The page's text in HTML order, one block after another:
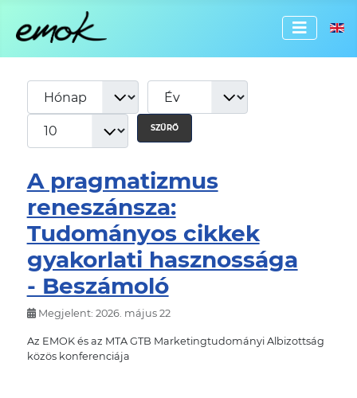
SZŰRŐ
A pragmatizmus
reneszánsza:
Tudományos cikkek
gyakorlati hasznossága
- Beszámoló
Megjelent: 2026. május 22
Az EMOK és az MTA GTB Marketingtudományi Albizottság
közös konferenciája